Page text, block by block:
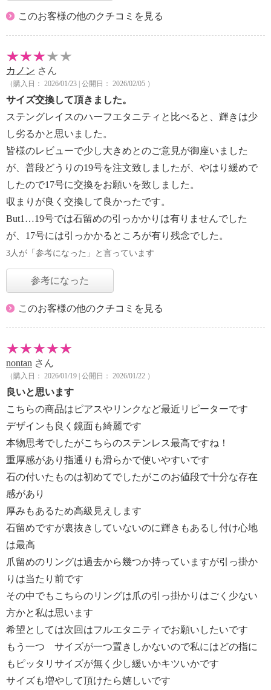
このお客様の他のクチコミを見る
カノン さん
（購入日： 2026/01/23 | 公開日： 2026/02/05 ）
サイズ交換して頂きました。
ステングレイスのハーフエタニティと比べると、輝きは少
し劣るかと思いました。
皆様のレビューで少し大きめとのご意見が御座いました
が、普段どうりの19号を注文致しましたが、やはり緩めで
したので17号に交換をお願いを致しました。
収まりが良く交換して良かったです。
But1…19号では石留めの引っかかりは有りませんでした
が、17号には引っかかるところが有り残念でした。
3人が「参考になった」と言っています
参考になった
このお客様の他のクチコミを見る
nontan さん
（購入日： 2026/01/19 | 公開日： 2026/01/22 ）
良いと思います
こちらの商品はピアスやリンクなど最近リピーターです
デザインも良く鏡面も綺麗です
本物思考でしたがこちらのステンレス最高ですね！
重厚感があり指通りも滑らかで使いやすいです
石の付いたものは初めてでしたがこのお値段で十分な存在
感があり
厚みもあるため高級見えします
石留めですが裏抜きしていないのに輝きもあるし付け心地
は最高
爪留めのリングは過去から幾つか持っていますが引っ掛か
りは当たり前です
その中でもこちらのリングは爪の引っ掛かりはごく少ない
方かと私は思います
希望としては次回はフルエタニティでお願いしたいです
もう一つ サイズが一つ置きしかないので私にはどの指に
もピッタリサイズが無く少し緩いかキツいかです
サイズも増やして頂けたら嬉しいです